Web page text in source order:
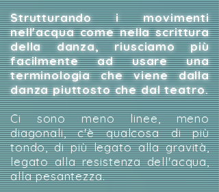
Strutturando i movimenti
nell'acqua come nella scrittura
della danza, riusciamo più
facilmente ad usare una
terminologia che viene dalla
danza piuttosto che dal teatro.
Ci sono meno linee, meno
diagonali, c'è qualcosa di più
tondo, di più legato alla gravità,
legato alla resistenza dell'acqua,
alla pesantezza.